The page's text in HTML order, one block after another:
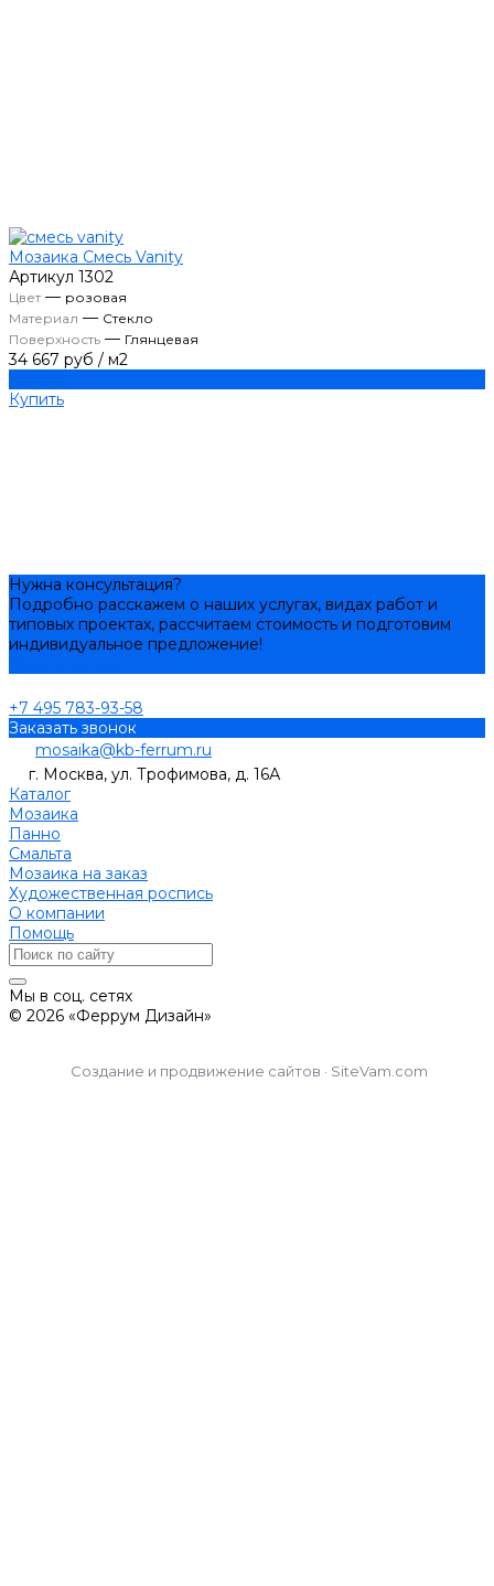
Мозаика Смесь Vanity
Артикул 1302
Цвет— розовая
Материал — Стекло
Поверхность — Глянцевая
34 667 руб / м2
Купить
Нужна консультация?
Подробно расскажем о наших услугах, видах работ и
типовых проектах, рассчитаем стоимость и подготовим
индивидуальное предложение!
+7 495 783-93-58
Заказать звонок
mosaika@kb-ferrum.ru
г. Москва, ул. Трофимова, д. 16А
Каталог
Мозаика
Панно
Смальта
Мозаика на заказ
Художественная роспись
О компании
Помощь
Мы в соц. сетях
© 2026 «Феррум Дизайн»
Создание и продвижение сайтов · SiteVam.com